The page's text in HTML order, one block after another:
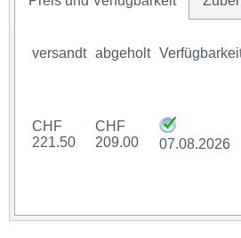
versandt abgeholt
CHF
221.50
CHF
209.00
07.08.2026